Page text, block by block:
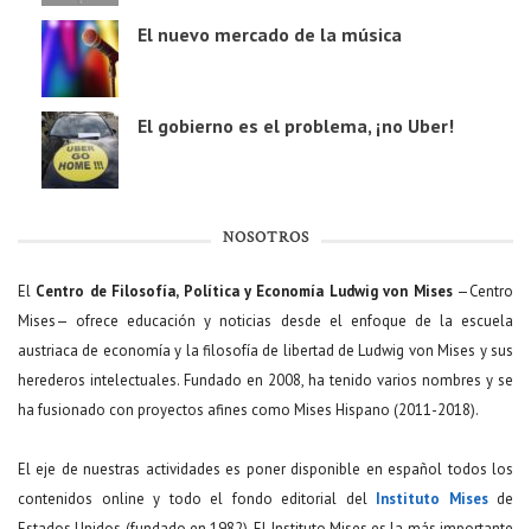
El nuevo mercado de la música
El gobierno es el problema, ¡no Uber!
NOSOTROS
El Centro de Filosofía, Política y Economía Ludwig von Mises—Centro
Mises— ofrece educación y noticias desde el enfoque de la escuela
austriaca de economía y la filosofía de libertad de Ludwig von Mises y sus
herederos intelectuales. Fundado en 2008, ha tenido varios nombres y se
ha fusionado con proyectos afines como Mises Hispano (2011-2018).
El eje de nuestras actividades es poner disponible en español todos los
contenidos online y todo el fondo editorial del Instituto Misesde